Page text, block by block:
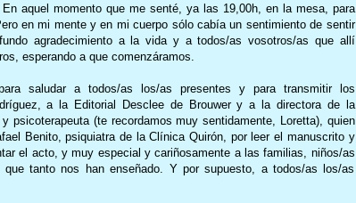
aquel momento que me senté, ya las 19,00h, en la mesa, para
en mi mente y en mi cuerpo sólo cabía un sentimiento de sentir
agradecimiento a la vida y a todos/as vosotros/as que allí
esperando a que comenzáramos.
saludar a todos/as los/as presentes y para transmitir los
ala Editorial Descleede Brouwer y a la directora de la
y psicoterapeuta (te recordamos muy sentidamente, Loretta), quien
Benito, psiquiatra de la Clínica Quirón , por leer el manuscrito y
el acto, y muy especial y cariñosamente a las familias, niños/as
tanto nos han enseñado. Y por supuesto, a todos/as los/as